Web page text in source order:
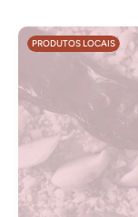
PRODUTOS LOCAIS